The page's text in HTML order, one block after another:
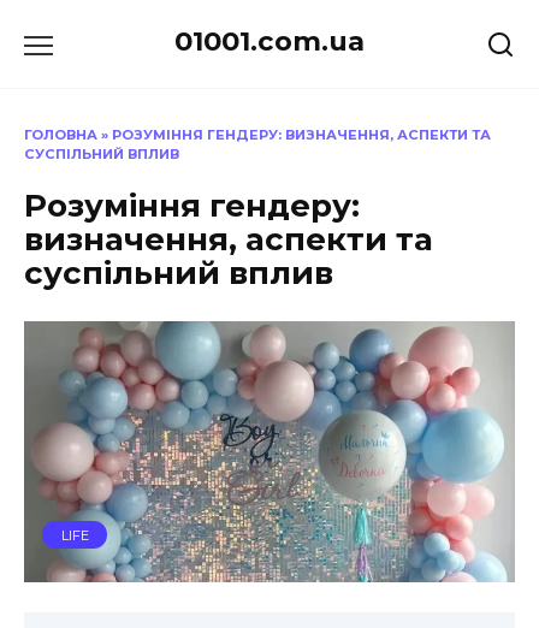
до
01001.com.ua
ГОЛОВНА » РОЗУМІННЯ ГЕНДЕРУ: ВИЗНАЧЕННЯ, АСПЕКТИ ТА
СУСПІЛЬНИЙ ВПЛИВ
Розуміння гендеру:
визначення, аспекти та
суспільний вплив
LIFE